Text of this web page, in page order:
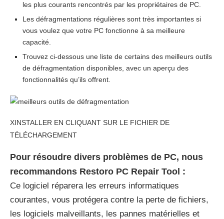
les plus courants rencontrés par les propriétaires de PC.
Les défragmentations régulières sont très importantes si
vous voulez que votre PC fonctionne à sa meilleure
capacité.
Trouvez ci-dessous une liste de certains des meilleurs outils
de défragmentation disponibles, avec un aperçu des
fonctionnalités qu’ils offrent.
XINSTALLER EN CLIQUANT SUR LE FICHIER DE
TÉLÉCHARGEMENT
Pour résoudre divers problèmes de PC, nous
recommandons Restoro PC Repair Tool :
Ce logiciel réparera les erreurs informatiques
courantes, vous protégera contre la perte de fichiers,
les logiciels malveillants, les pannes matérielles et